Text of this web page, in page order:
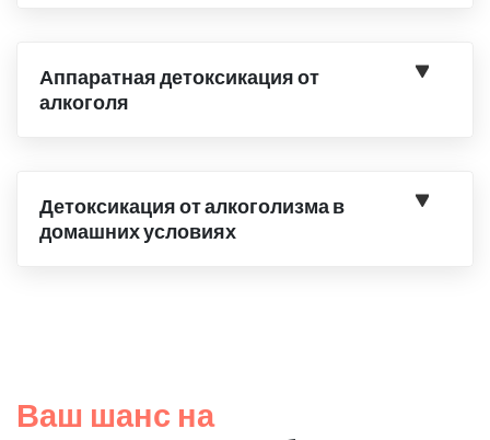
Аппаратная детоксикация от
алкоголя
Детоксикация от алкоголизма в
домашних условиях
Ваш шанс на